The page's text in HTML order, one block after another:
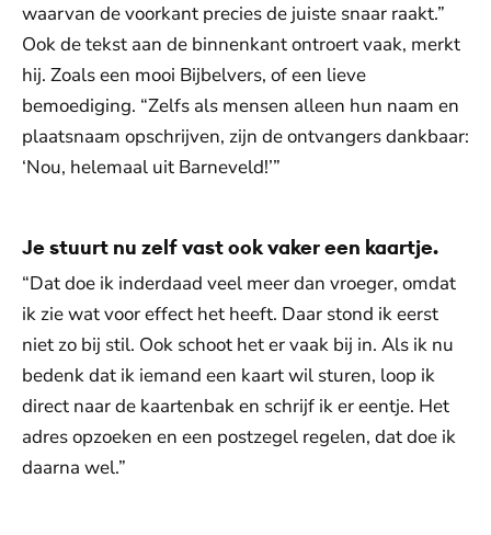
waarvan de voorkant precies de juiste snaar raakt.”
Ook de tekst aan de binnenkant ontroert vaak, merkt
hij. Zoals een mooi Bijbelvers, of een lieve
bemoediging. “Zelfs als mensen alleen hun naam en
plaatsnaam opschrijven, zijn de ontvangers dankbaar:
‘Nou, helemaal uit Barneveld!’”
Je stuurt nu zelf vast ook vaker een kaartje.
“Dat doe ik inderdaad veel meer dan vroeger, omdat
ik zie wat voor effect het heeft. Daar stond ik eerst
niet zo bij stil. Ook schoot het er vaak bij in. Als ik nu
bedenk dat ik iemand een kaart wil sturen, loop ik
direct naar de kaartenbak en schrijf ik er eentje. Het
adres opzoeken en een postzegel regelen, dat doe ik
daarna wel.”